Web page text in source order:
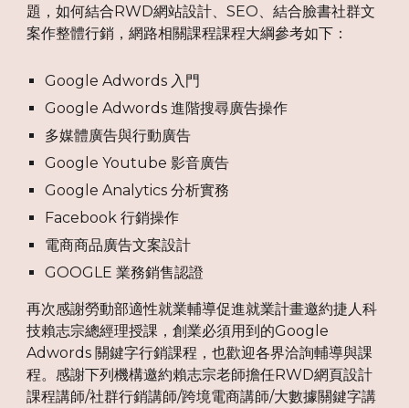
題，如何結合RWD網站設計、SEO、結合臉書社群文
案作整體行銷，網路相關課程課程大綱參考如下：
Google Adwords 入門
Google Adwords 進階搜尋廣告操作
多媒體廣告與行動廣告
Google Youtube 影音廣告
Google Analytics 分析實務
Facebook 行銷操作
電商商品廣告文案設計
GOOGLE 業務銷售認證
再次感謝勞動部適性就業輔導促進就業計畫邀約捷人科
技賴志宗總經理授課，創業必須用到的Google
Adwords 關鍵字行銷課程，也歡迎各界洽詢輔導與課
程。感謝下列機構邀約賴志宗老師擔任RWD網頁設計
課程講師/社群行銷講師/跨境電商講師/大數據關鍵字講